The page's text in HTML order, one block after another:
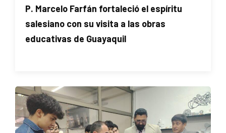
P. Marcelo Farfán fortaleció el espíritu
salesiano con su visita a las obras
educativas de Guayaquil